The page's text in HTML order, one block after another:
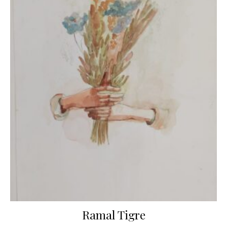
Ramal Tigre